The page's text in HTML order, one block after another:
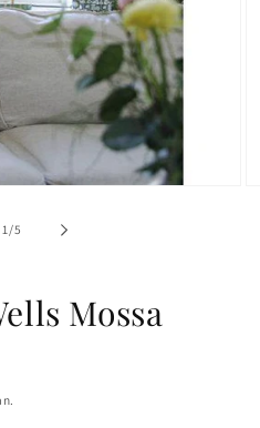
1/av
5
Mossa